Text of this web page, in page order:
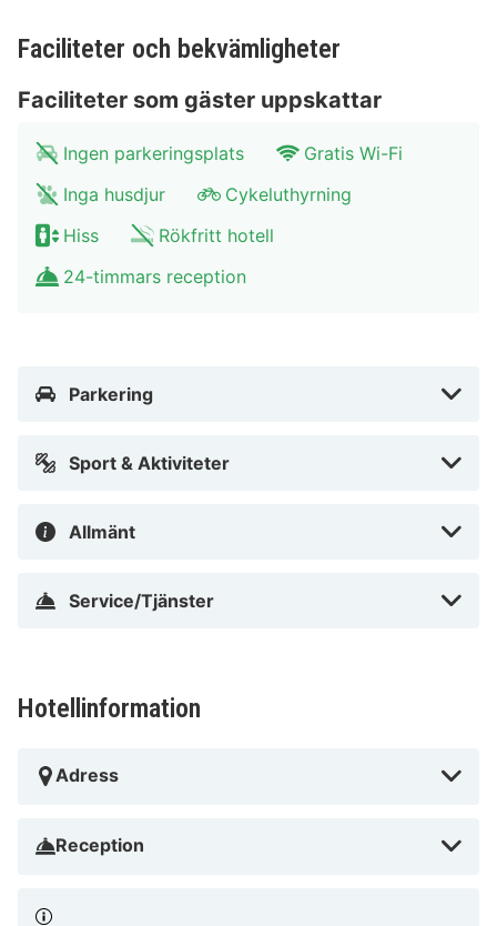
från Alexanderplatz. Detta hotell ligger 1,7 km från
Faciliteter och bekvämligheter
Faciliteter som gäster uppskattar
Ingen parkeringsplats
Gratis Wi-Fi
Inga husdjur
Cykeluthyrning
Hiss
Rökfritt hotell
24-timmars reception
Parkering
Sport & Aktiviteter
Allmänt
Service/Tjänster
Hotellinformation
Adress
Reception